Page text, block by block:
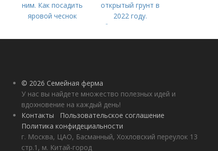
ним. Как посадить
яровой чеснок
открытый грунт в
2022 году.
Добавление статьи в
новую подборку
© 2026 Семейная ферма
У нас вы найдете множество полезных идей и
вдохновение на каждый день!
Контакты
Пользовательское соглашение
Политика конфидециальности
г. Москва, ЦАО, Басманный, Хохловский переулок 13
стр.1, м. Китай-город